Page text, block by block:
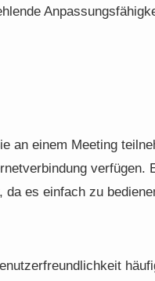
an einem Meeting
verfügen.
es einfach zu